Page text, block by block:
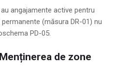
angajamente active pentru
(măsura DR-01) nu
PD-05.
de zone